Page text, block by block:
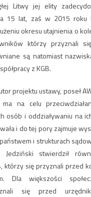
Litwy jej elity
15 lat, zaś w 2015 roku
okresu utajnienia o
którzy przyznali
są natomiast
z KGB.
projektu ustawy, poseł
na celu
osób i oddziaływaniu na
i do tej pory zajmuje
i strukturach
stwierdził
którzy się przyznali przed
Dla większości
się przed